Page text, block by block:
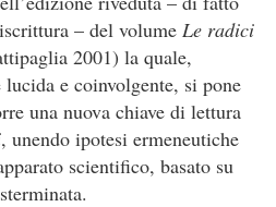
– del volume Le radici
2001) la quale,
lucida e coinvolgente, si pone
una nuova chiave di lettura
, unendo ipotesi ermeneutiche
scientifico, basato su